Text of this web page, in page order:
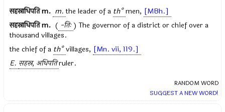
सहस्राधिपतिm. m. the leader of a th°men, [MBh.]
सहस्राधिपतिm. ( -तिः) The governor of a district or chief over a
thousand villages.
the chief of a th°villages, [Mn. vii, 119.]
E. सहस्र, अधिपतिruler.
RANDOM WORD
SUGGEST A NEW WORD!